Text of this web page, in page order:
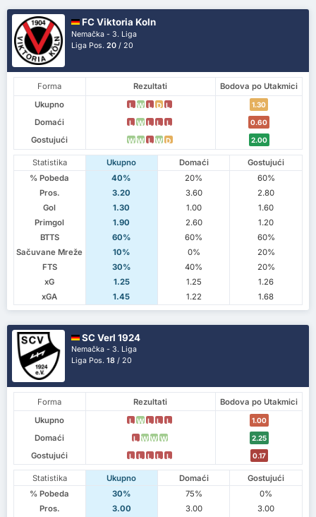
FC Viktoria Koln
Nemačka - 3. Liga
Liga Pos.20 / 20
Forma Rezultati
Bodova po Utakmici
Ukupno
L W L D L 1.30
Domaći L W L L L 0.60
Gostujući W W L W D 2.00
Statistika Ukupno Domaći
Gostujući
% Pobeda
40% 20%
60%
Pros.
3.20 3.60
2.80
Gol
1.30 1.00
1.60
Primgol
1.90 2.60
1.20
BTTS
60% 60%
60%
Sačuvane Mreže
10% 0%
20%
FTS
30% 40%
20%
xG
1.25 1.25
1.26
xGA
1.45 1.22 1.68
SC Verl 1924
Nemačka - 3. Liga
Liga Pos.18 / 20
Forma Rezultati
Bodova po Utakmici
Ukupno
L W L L L 1.00
Domaći L W W W 2.25
Gostujući L L L L L 0.17
Statistika Ukupno Domaći
Gostujući
% Pobeda
30% 75%
0%
Pros.
3.00 3.00
3.00